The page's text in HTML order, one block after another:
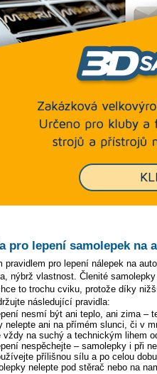
pro lepení samolepek na
pravidlem pro lepení nálepek na
nýbrž vlastnost. Členité
to trochu cviku, protože díky
následující pravidla:
nesmí být ani teplo, ani zima –
nelepte ani na přímém slunci, či v
vždy na suchý a technickým lihem
nespěchejte – samolepky i při
přílišnou sílu a po celou
nelepte pod stěrač nebo na